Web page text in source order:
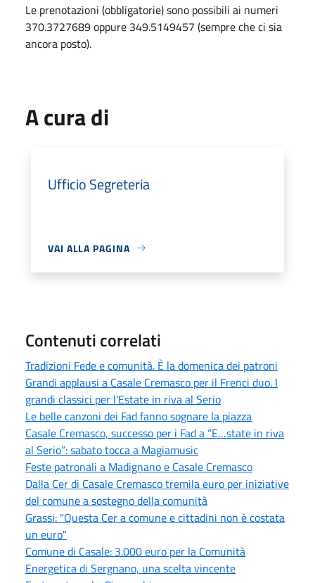
Le prenotazioni (obbligatorie) sono possibili ai numeri
370.3727689 oppure 349.5149457 (sempre che ci sia
ancora posto).
A cura di
Ufficio Segreteria
VAI ALLA PAGINA
Contenuti correlati
Tradizioni Fede e comunità. È la domenica dei patroni
Grandi applausi a Casale Cremasco per il Frenci duo. I
grandi classici per l'Estate in riva al Serio
Le belle canzoni dei Fad fanno sognare la piazza
Casale Cremasco, successo per i Fad a “E…state in riva
al Serio”: sabato tocca a Magiamusic
Feste patronali a Madignano e Casale Cremasco
Dalla Cer di Casale Cremasco tremila euro per iniziative
del comune a sostegno della comunità
Grassi: "Questa Cer a comune e cittadini non è costata
un euro"
Comune di Casale: 3.000 euro per la Comunità
Energetica di Sergnano, una scelta vincente